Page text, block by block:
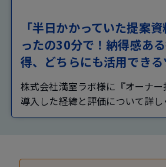
「半日かかっていた提案
ったの30分で！納得感あ
得、どちらにも活用できる
株式会社満室ラボ様に『オーナ
導入した経緯と評価について詳し